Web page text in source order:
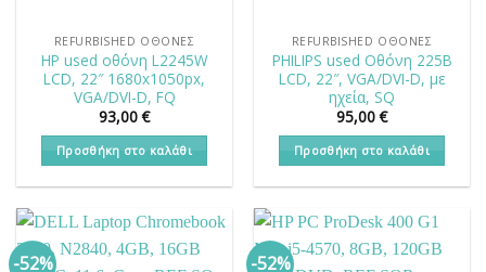
REFURBISHED ΟΘΌΝΕΣ
HP used οθόνη L2245W
LCD, 22″ 1680x1050px,
VGA/DVI-D, FQ
93,00€
Προσθήκη στο καλάθι
REFURBISHED ΟΘΌΝΕΣ
PHILIPS used Οθόνη 225B
LCD, 22″, VGA/DVI-D, με
ηχεία, SQ
95,00€
Προσθήκη στο καλάθι
-52% -52%